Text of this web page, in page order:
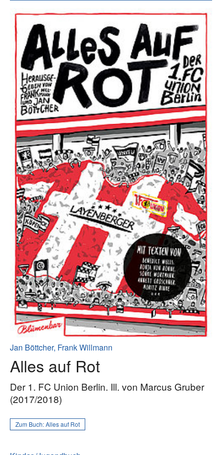
Jan Böttcher, Frank Willmann
Alles auf Rot
Der 1. FC Union Berlin. Ill. von Marcus Gruber
(2017/2018)
Zum Buch:Alles auf Rot